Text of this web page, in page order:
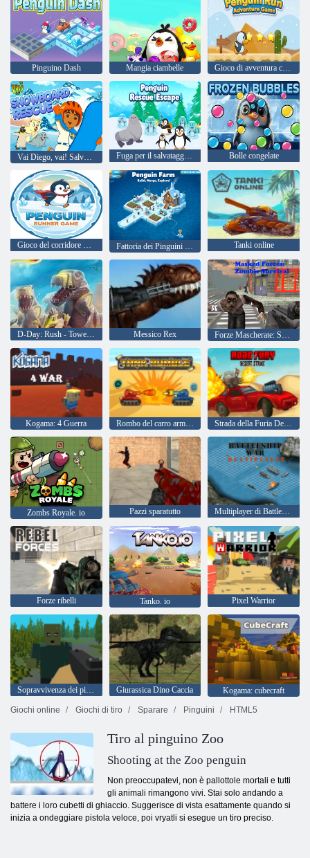
Pinguino Dash Mangia ciambelle Gioco di avventura con la corsa dei pinguini
Fuga per il salvataggio del pinguino Bolle congelate
Gioco del corridore di pinguini Tanki online
D-Day: Rush - Tower Defense Messico Rex Forze Mascherate: Sopravvivenza Zombie
Kogama: 4 Guerra Rombo del carro armato Strada della Furia Desert Strike
Zombs Royale. io Pazzi sparatutto Multiplayer di Battleship War
Forze ribelli Tanko. io Pixel Warrior
Sopravvivenza dei pixel Giurassica Dino Caccia
Kogama: cubecraft
Giochi online
Giochi di tiro Sparare Pinguini HTML5
Tiro al pinguino Zoo
Shooting at the Zoo penguin
Non preoccupatevi, non è pallottole mortali e tutti
gli animali rimangono vivi. Stai solo andando a
battere i loro cubetti di ghiaccio. Suggerisce di vista esattamente quando si
inizia a ondeggiare pistola veloce, poi vryatli si esegue un tiro preciso.